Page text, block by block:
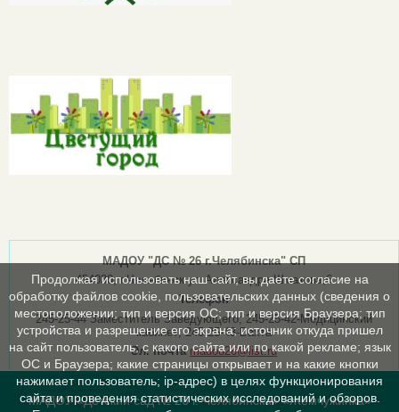
МАДОУ "ДС № 26 г.Челябинска" СП
454030, г.Челябинск ул.Александра Шмакова,6
Телефон
245-25-44 Заместитель Заведующего; 245-25-42-Медицинский
кабинет; 245-25-43-Вахта
Эл. почта madou26@list.ru
МАДОУ «Детский сад № 26 г. Челябинска» «Жемчужинка»
Продолжая использовать наш сайт, вы даете согласие на
обработку файлов cookie, пользовательских данных (сведения о
местоположении; тип и версия ОС; тип и версия Браузера; тип
устройства и разрешение его экрана; источник откуда пришел
на сайт пользователь; с какого сайта или по какой рекламе; язык
ОС и Браузера; какие страницы открывает и на какие кнопки
нажимает пользователь; ip-адрес) в целях функционирования
сайта и проведения статистических исследований и обзоров.